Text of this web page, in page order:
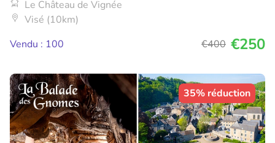
Le Château de Vignée
Visé (10km)
Vendu : 100
€400 €250
35% réduction